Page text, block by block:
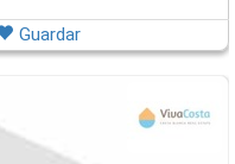
Guardar